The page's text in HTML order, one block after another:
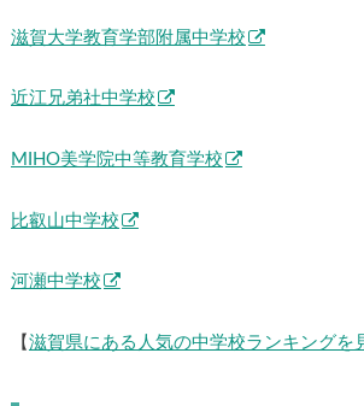
滋賀大学教育学部附属中学校
近江兄弟社中学校
MIHO美学院中等教育学校
比叡山中学校
河瀬中学校
【 滋賀県にある人気の中学校ランキングを